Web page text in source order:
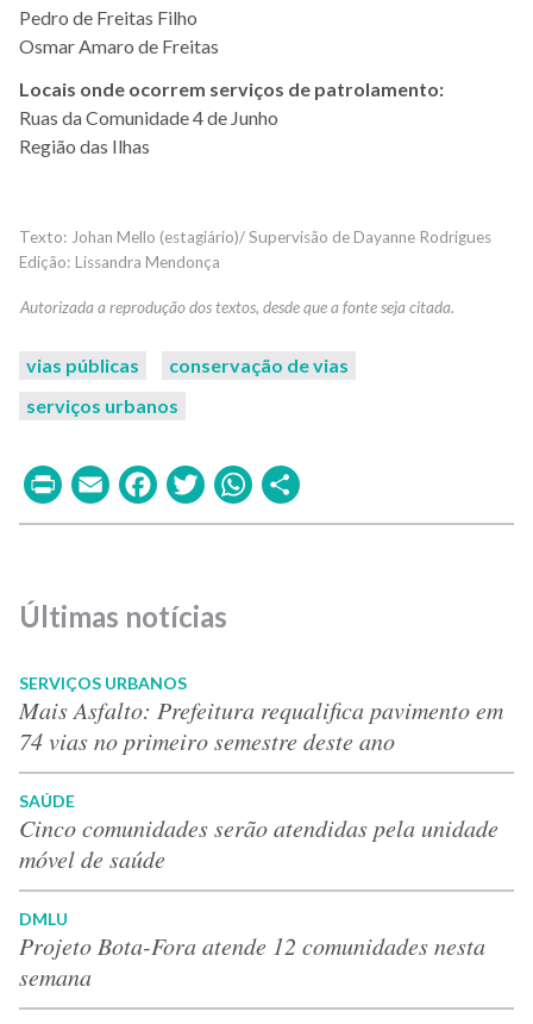
Pedro de Freitas Filho
Osmar Amaro de Freitas
Locais onde ocorrem serviços de patrolamento:
Ruas da Comunidade 4 de Junho
Região das Ilhas
Johan Mello (estagiário)/ Supervisão de Dayanne Rodrigues
Lissandra Mendonça
vias públicas
conservação de vias
serviços urbanos
PrintEmailFacebook
TwitterWhatsApp
Últimas notícias
SERVIÇOS URBANOS
Mais Asfalto: Prefeitura requalifica pavimento em
74 vias no primeiro semestre deste ano
SAÚDE
Cinco comunidades serão atendidas pela unidade
móvel de saúde
DMLU
Projeto Bota-Fora atende 12 comunidades nesta
semana